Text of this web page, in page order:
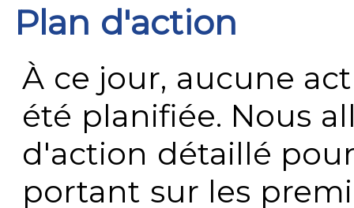
Plan d'action
À ce jour, aucune
été planifiée. Nous
d'action détaillé
portant sur les